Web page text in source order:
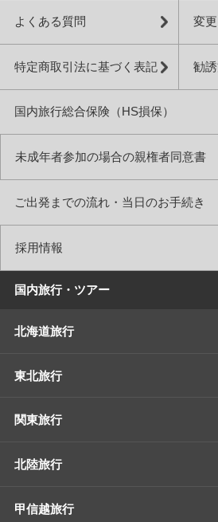
よくある質問 変
特定商取引法に基づく表記 勧
国内旅行総合保険（HS損保）
未成年者参加の場合の親権者同意書
ご出発までの流れ・当日のお手続き
採用情報
国内旅行・ツアー
北海道旅行
東北旅行
関東旅行
北陸旅行
甲信越旅行